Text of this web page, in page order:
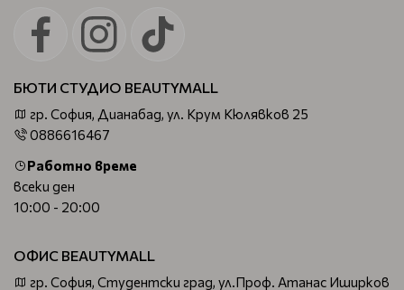
БЮТИ СТУДИО BEAUTYMALL
гр. София, Дианабад, ул. Крум Кюлявков 25
0886616467
Работно време
всеки ден
10:00 - 20:00
ОФИС BEAUTYMALL
гр. София, Студентски град, ул.Проф. Атанас Иширков